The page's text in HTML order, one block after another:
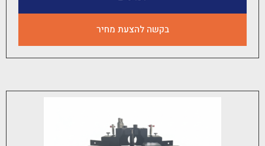
בקשה להצעת מחיר